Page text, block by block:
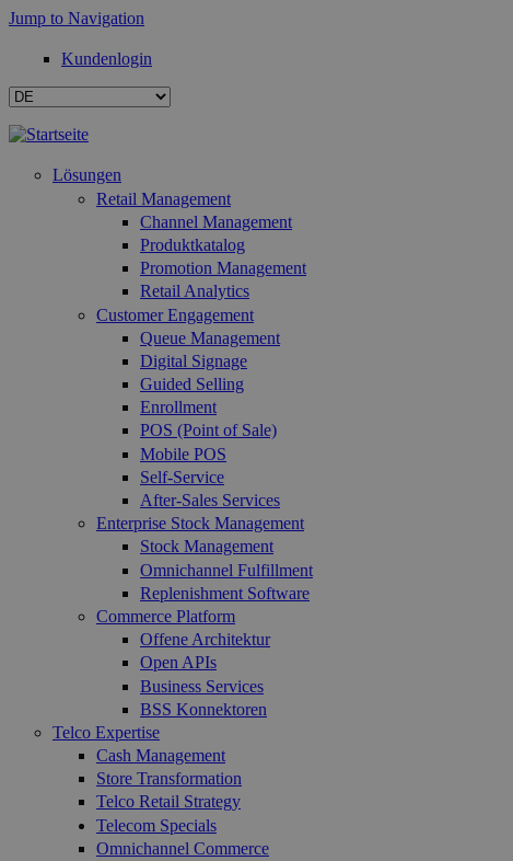
Jump to Navigation
Kundenlogin
Lösungen
Retail Management
Channel Management
Produktkatalog
Promotion Management
Retail Analytics
Customer Engagement
Queue Management
Digital Signage
Guided Selling
Enrollment
POS (Point of Sale)
Mobile POS
Self-Service
After-Sales Services
Enterprise Stock Management
Stock Management
Omnichannel Fulfillment
Replenishment Software
Commerce Platform
Offene Architektur
Open APIs
Business Services
BSS Konnektoren
Telco Expertise
Cash Management
Store Transformation
Telco Retail Strategy
Telecom Specials
Omnichannel Commerce